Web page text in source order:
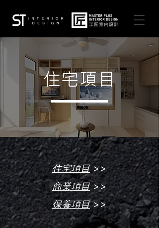
住宅項目
住宅項目>>
商業項目>>
保養項目>>